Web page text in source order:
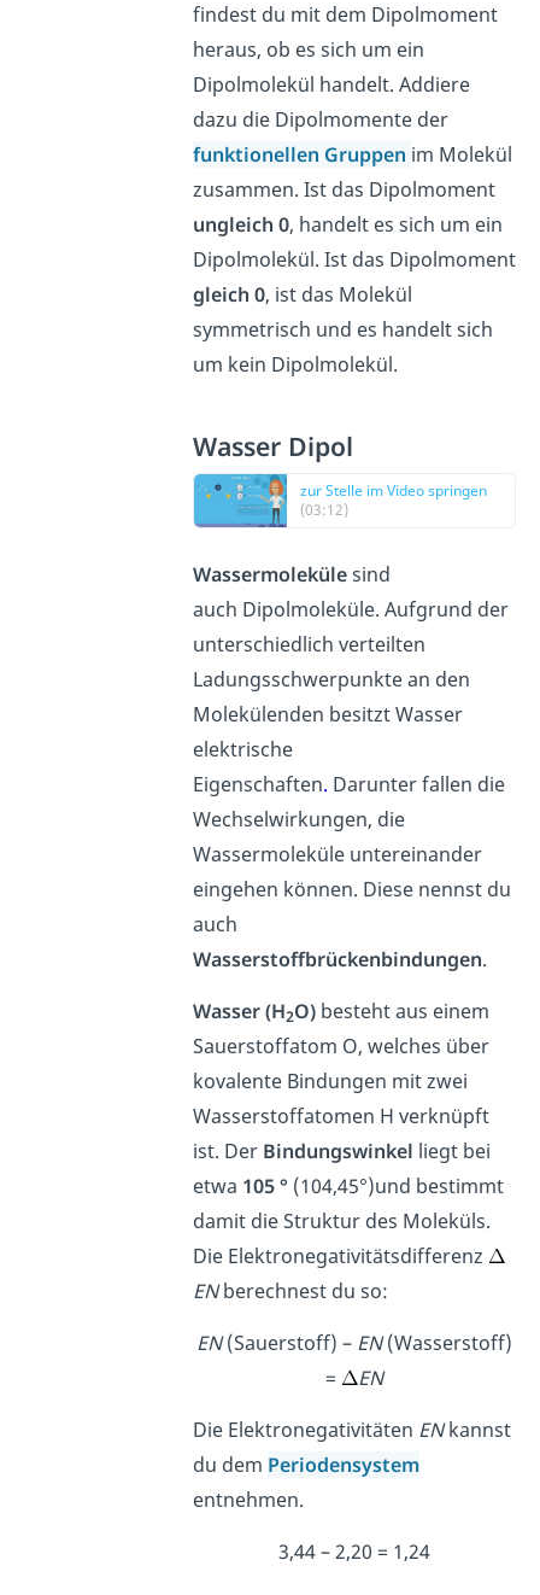
findest du mit dem Dipolmoment
heraus, ob es sich um ein
Dipolmolekül handelt. Addiere
dazu die Dipolmomente der
funktionellen Gruppen im Molekül
zusammen. Ist das Dipolmoment
ungleich 0, handelt es sich um ein
Dipolmolekül. Ist das Dipolmoment
gleich 0, ist das Molekül
symmetrisch und es handelt sich
um kein Dipolmolekül.
Wasser Dipol
zur Stelle im Video springen
(03:12)
Wassermolekülesind
auch Dipolmoleküle. Aufgrund der
unterschiedlich verteilten
Ladungsschwerpunkte an den
Molekülenden besitzt Wasser
elektrische
Eigenschaften. Darunter fallen die
Wechselwirkungen, die
Wassermoleküle untereinander
eingehen können. Diese nennst du
auch
Wasserstoffbrückenbindungen.
Wasser (H2O)besteht aus einem
Sauerstoffatom O, welches über
kovalente Bindungen mit zwei
Wasserstoffatomen H verknüpft
ist. Der Bindungswinkel liegt bei
etwa 105 ° (104,45°)und bestimmt
damit die Struktur des Moleküls.
Die Elektronegativitätsdifferenz
ENberechnest du so:
EN(Sauerstoff) – EN(Wasserstoff)
=
EN
Die Elektronegativitäten ENkannst
du dem Periodensystem
entnehmen.
3,44 – 2,20 = 1,24